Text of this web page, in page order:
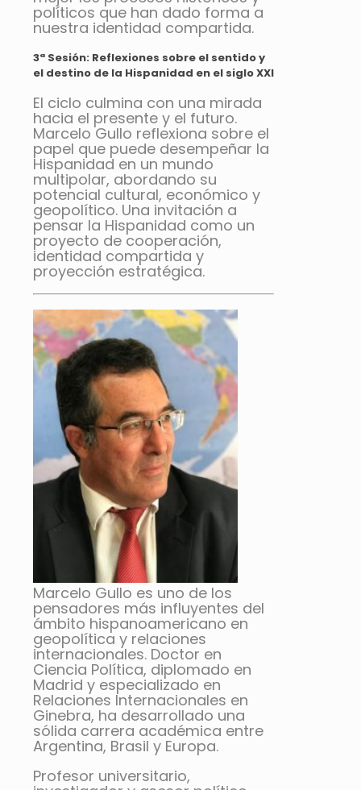
políticos que han dado forma a
nuestra identidad compartida.
3ª Sesión: Reflexiones sobre el sentido y
el destino de la Hispanidad en el siglo XXI
El ciclo culmina con una mirada
hacia el presente y el futuro.
Marcelo Gullo reflexiona sobre el
papel que puede desempeñar la
Hispanidad en un mundo
multipolar, abordando su
potencial cultural, económico y
geopolítico. Una invitación a
pensar la Hispanidad como un
proyecto de cooperación,
identidad compartida y
proyección estratégica.
Marcelo Gullo es uno de los
pensadores más influyentes del
ámbito hispanoamericano en
geopolítica y relaciones
internacionales. Doctor en
Ciencia Política, diplomado en
Madrid y especializado en
Relaciones Internacionales en
Ginebra, ha desarrollado una
sólida carrera académica entre
Argentina, Brasil y Europa.
Profesor universitario,